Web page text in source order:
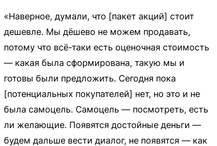
«Наверное, думали, что [пакет акций] стоит
дешевле. Мы дёшево не можем продавать,
потому что всё-таки есть оценочная стоимость
— какая была сформирована, такую мы и
готовы были предложить. Сегодня пока
[потенциальных покупателей] нет, но это и не
была самоцель. Самоцель — посмотреть, есть
ли желающие. Появятся достойные деньги —
будем дальше вести диалог, не появятся — как